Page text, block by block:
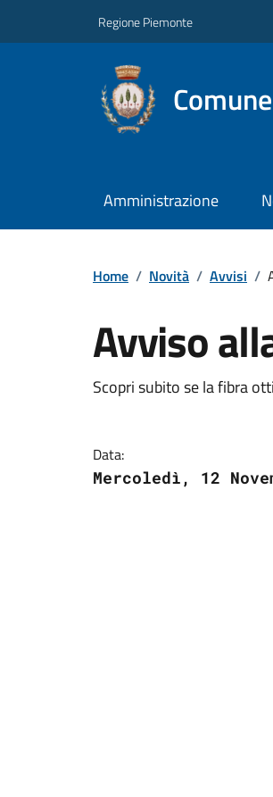
Regione Piemonte
Amministrazione
Home / Novità / Avvisi /
Avviso
Scopri subito se la fibra
Data:
Mercoledì, 12